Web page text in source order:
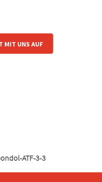
MIT UNS AUF
ATF-3-3